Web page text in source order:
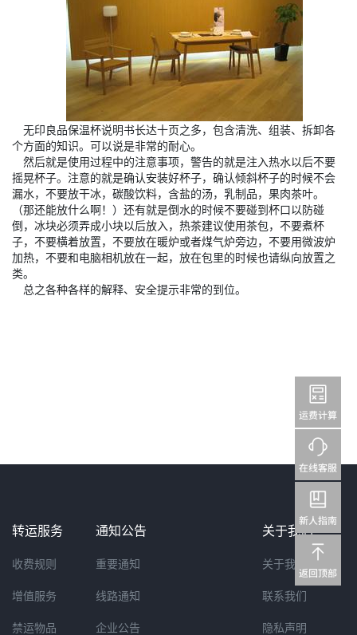
无印良品保温杯说明书长达十页之多，包含清洗、组装、拆卸各
个方面的知识。可以说是非常的耐心。
然后就是使用过程中的注意事项，警告的就是注入热水以后不要
摇晃杯子。注意的就是确认安装好杯子，确认倾斜杯子的时候不会
漏水，不要放干冰，碳酸饮料，含盐的汤，乳制品，果肉茶叶。
（那还能放什么啊！）还有就是倒水的时候不要碰到杯口以防碰
倒，冰块必须弄成小块以后放入，热茶建议使用茶包，不要煮杯
子，不要横着放置，不要放在暖炉或者煤气炉旁边，不要用微波炉
加热，不要和电脑相机放在一起，放在包里的时候也请纵向放置之
类。
总之各种各样的解释、安全提示非常的到位。
转运服务
收费规则
增值服务
禁运物品
通知公告
重要通知
线路通知
企业公告
关于我们
关于我们
联系我们
隐私声明